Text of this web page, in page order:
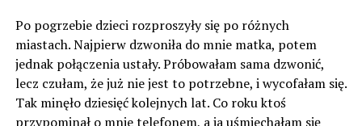
Po pogrzebie dzieci rozproszyły się po różnych
miastach. Najpierw dzwoniła do mnie matka, potem
jednak połączenia ustały. Próbowałam sama dzwonić,
lecz czułam, że już nie jest to potrzebne, i wycofałam się.
Tak minęło dziesięć kolejnych lat. Co roku ktoś
przypominał o mnie telefonem, a ja uśmiechałam się